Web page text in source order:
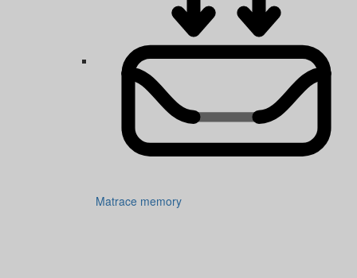
Matrace memory